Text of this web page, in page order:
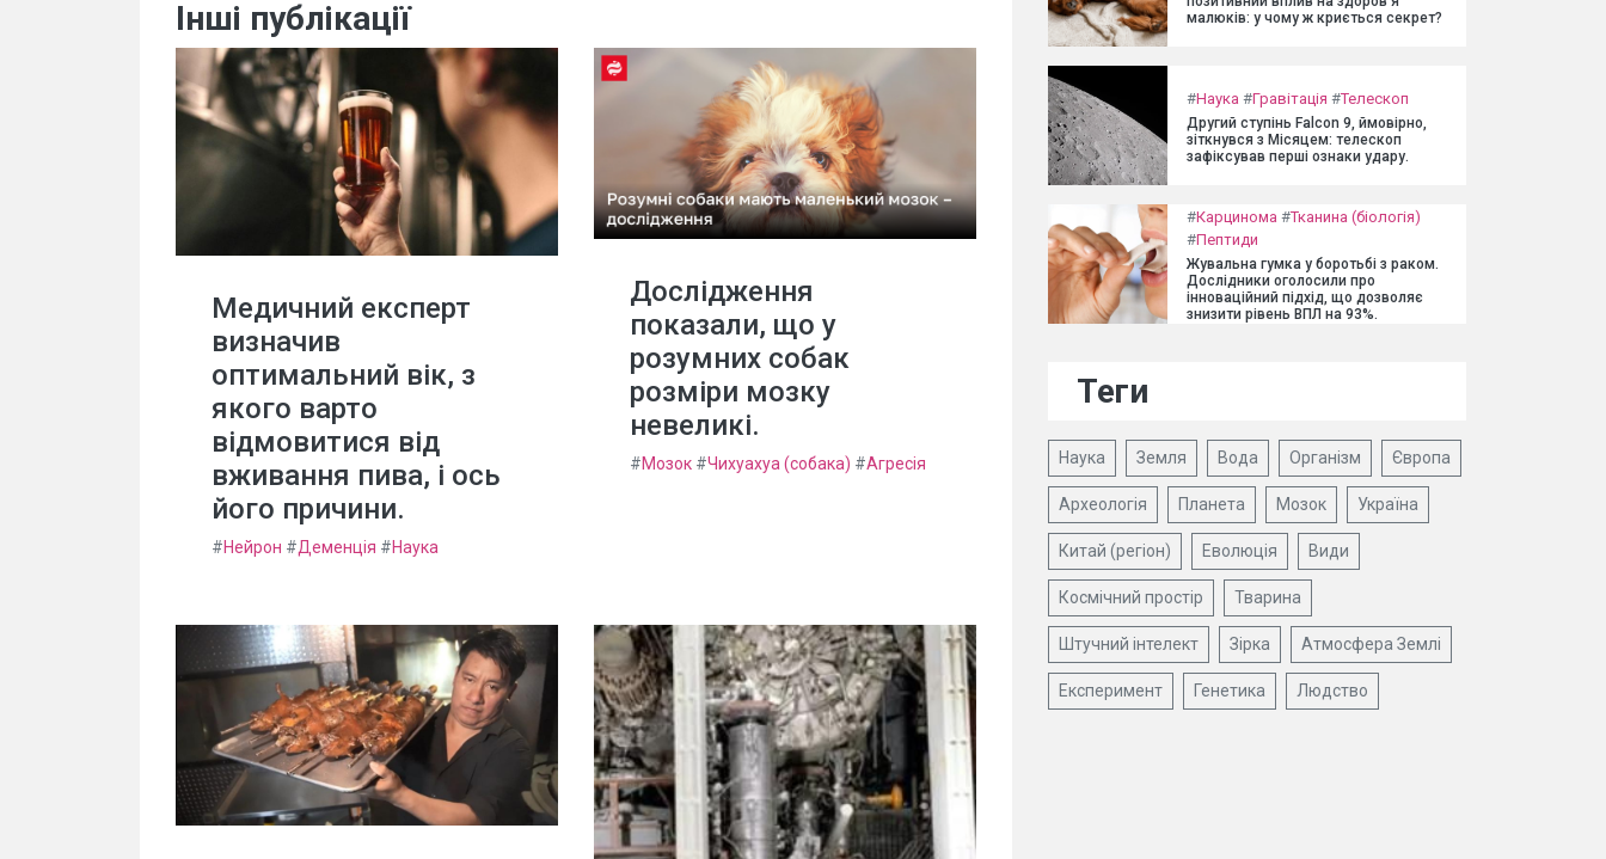
Інші публікації
Медичний експерт
визначив
оптимальний вік, з
якого варто
відмовитися від
вживання пива, і ось
його причини.
#Нейрон #Деменція #Наука
Дослідження
показали, що у
розумних собак
розміри мозку
невеликі.
#Мозок #Чихуахуа (собака) #Агресія
малюків: у чому ж криється секрет?
#Наука #Гравітація #Телескоп
Другий ступінь Falcon 9, ймовірно,
зіткнувся з Місяцем: телескоп
зафіксував перші ознаки удару.
#Карцинома #Тканина (біологія)
#Пептиди
Жувальна гумка у боротьбі з раком.
Дослідники оголосили про
інноваційний підхід, що дозволяє
знизити рівень ВПЛ на 93%.
Теги
Наука Земля Вода Організм Європа
Археологія Планета Мозок Україна
Китай (регіон) Еволюція Види
Космічний простір Тварина
Штучний інтелект Зірка Атмосфера Землі
Експеримент Генетика Людство